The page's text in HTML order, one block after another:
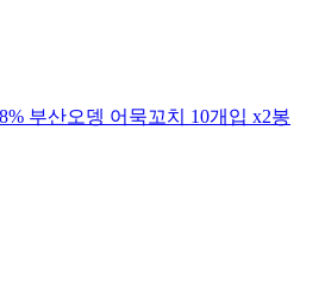
부산오뎅 어묵꼬치 10개입 x2봉